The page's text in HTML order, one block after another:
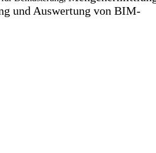
und Auswertung von BIM-